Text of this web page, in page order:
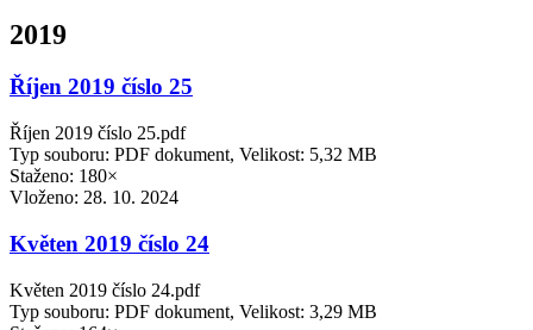
2019
Říjen 2019 číslo 25
Říjen 2019 číslo 25.pdf
Typ souboru: PDF dokument, Velikost: 5,32 MB
Staženo: 180×
Vloženo: 28. 10. 2024
Květen 2019 číslo 24
Květen 2019 číslo 24.pdf
Typ souboru: PDF dokument, Velikost: 3,29 MB